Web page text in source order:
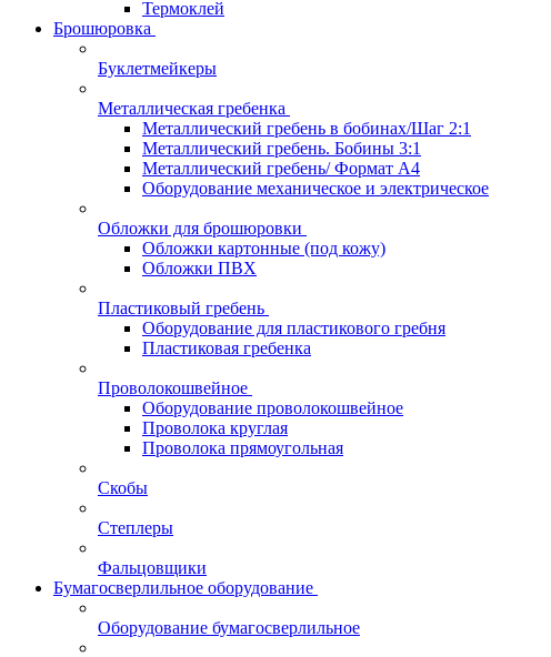
Термоклей
Брошюровка
Буклетмейкеры
Металлическая гребенка
Металлический гребень в бобинах/Шаг 2:1
Металлический гребень. Бобины 3:1
Металлический гребень/ Формат А4
Оборудование механическое и электрическое
Обложки для брошюровки
Обложки картонные (под кожу)
Обложки ПВХ
Пластиковый гребень
Оборудование для пластикового гребня
Пластиковая гребенка
Проволокошвейное
Оборудование проволокошвейное
Проволока круглая
Проволока прямоугольная
Скобы
Степлеры
Фальцовщики
Бумагосверлильное оборудование
Оборудование бумагосверлильное